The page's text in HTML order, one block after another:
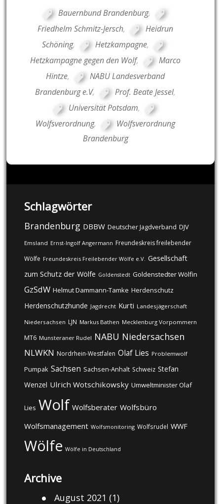
Bauernbund Brandenburg,
Friedhelm Schmitz-Jersch,
Heidrun
Schöning, Hetzkampagne,
Hetzkampagne gegen den Wolf,
Marco
Hintze,
NABU Landesverband
Brandenburg e.V, Prof. Beate Jessel,
Universität Potsdam,
Wolfsverordnung,
Wolfsverordnung
Brandenburg
Schlagwörter
Brandenburg DBBW Deutscher Jagdverband DJV
Emsland Ernst-Ingolf Angermann Freundeskreis freilebender
Wölfe Freundeskreis Freilebender Wölfe e.V. Gesellschaft
zum Schutz der Wölfe Goldenstedt Goldenstedter Wölfin
GzSdW Helmut Dammann-Tamke Herdenschutz
Herdenschutzhunde Jagdrecht Kurti Landesjägerschaft
Niedersachsen LJN Markus Bathen Mecklenburg Vorpommern
MT6 Munsteraner Rudel NABU Niedersachsen
NLWKN Nordrhein-Westfalen Olaf Lies Problemwolf
Pumpak Sachsen Sachsen-Anhalt Schweiz Stefan
Wenzel Ulrich Wotschikowsky Umweltminister Olaf
Lies Wolf Wolfsberater Wolfsbüro
Wolfsmanagement Wolfsmonitoring Wolfsrudel WWF
Wölfe Wölfe in Deutschland
Archive
August 2021 (1)